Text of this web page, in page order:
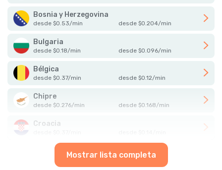
Bosnia y Herzegovina
desde $0.53/min desde $0.204/min
Bulgaria
desde $0.18/min desde $0.096/min
Bélgica
desde $0.37/min desde $0.12/min
Chipre
desde $0.276/min desde $0.168/min
Croacia
Mostrar lista completa